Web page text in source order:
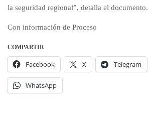
la seguridad regional”, detalla el documento.
Con información de Proceso
COMPARTIR
Facebook X Telegram
WhatsApp